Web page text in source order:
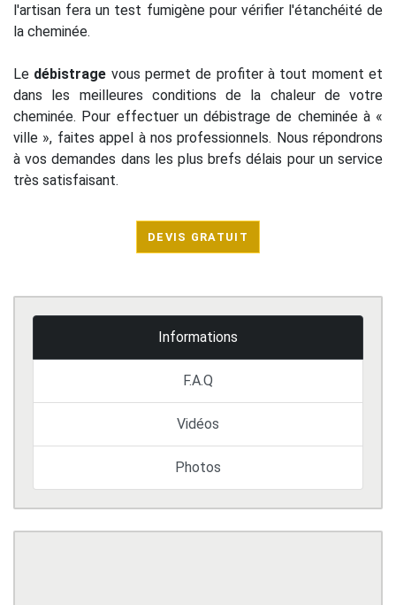
l'artisan fera un test fumigène pour vérifier l'étanchéité de
la cheminée.
Le débistrage vous permet de profiter à tout moment et
dans les meilleures conditions de la chaleur de votre
cheminée. Pour effectuer un débistrage de cheminée à «
ville », faites appel à nos professionnels. Nous répondrons
à vos demandes dans les plus brefs délais pour un service
très satisfaisant.
DEVIS GRATUIT
Informations
F.A.Q
Vidéos
Photos